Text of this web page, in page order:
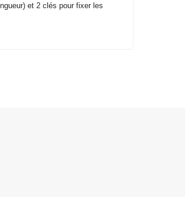
et 2 clés pour fixer les